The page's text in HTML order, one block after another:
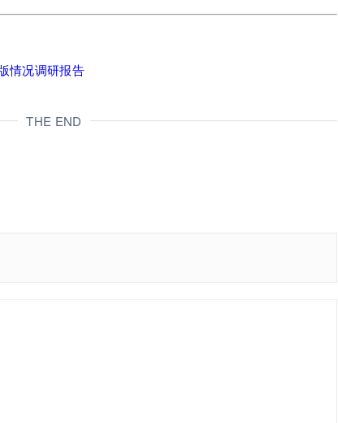
情况调研报告
THE END